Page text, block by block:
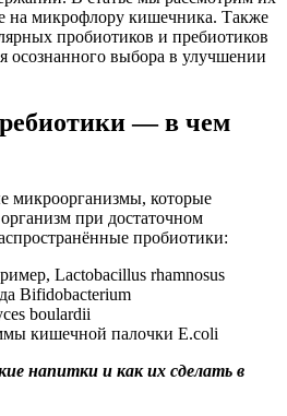
на микрофлору кишечника. Также
пробиотиков и пребиотиков
осознанного выбора в улучшении
— в чем
микроорганизмы, которые
при достаточном
пробиотики:
Lactobacillus rhamnosus
Bifidobacterium
boulardii
кишечной палочки E.coli
напитки и как их сделать в